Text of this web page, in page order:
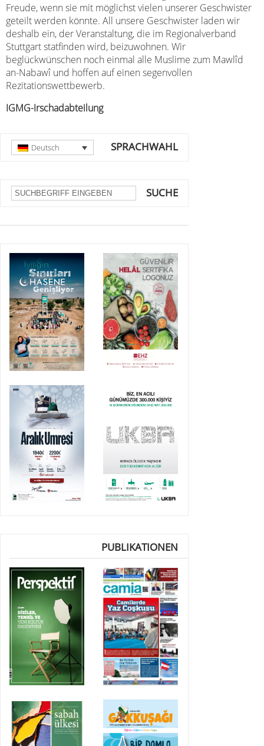
Freude, wenn sie mit möglichst vielen unserer Geschwister
geteilt werden könnte. All unsere Geschwister laden wir
deshalb ein, der Veranstaltung, die im Regionalverband
Stuttgart statfinden wird, beizuwohnen. Wir
beglückwünschen noch einmal alle Muslime zum Mawlîd
an-Nabawî und hoffen auf einen segenvollen
Rezitationswettbewerb.
IGMG-Irschadabteilung
SPRACHWAHL
Deutsch
SUCHE
PUBLIKATIONEN